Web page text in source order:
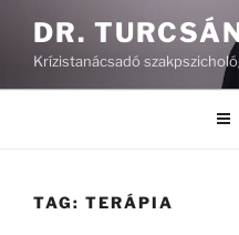
content
DR.
Krízistanácsadó
TAG: TERÁPIA